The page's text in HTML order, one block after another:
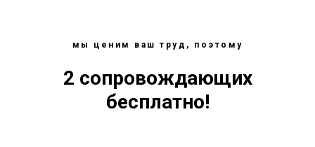
мы ценим ваш труд, поэтому
2 сопровождающих
бесплатно!